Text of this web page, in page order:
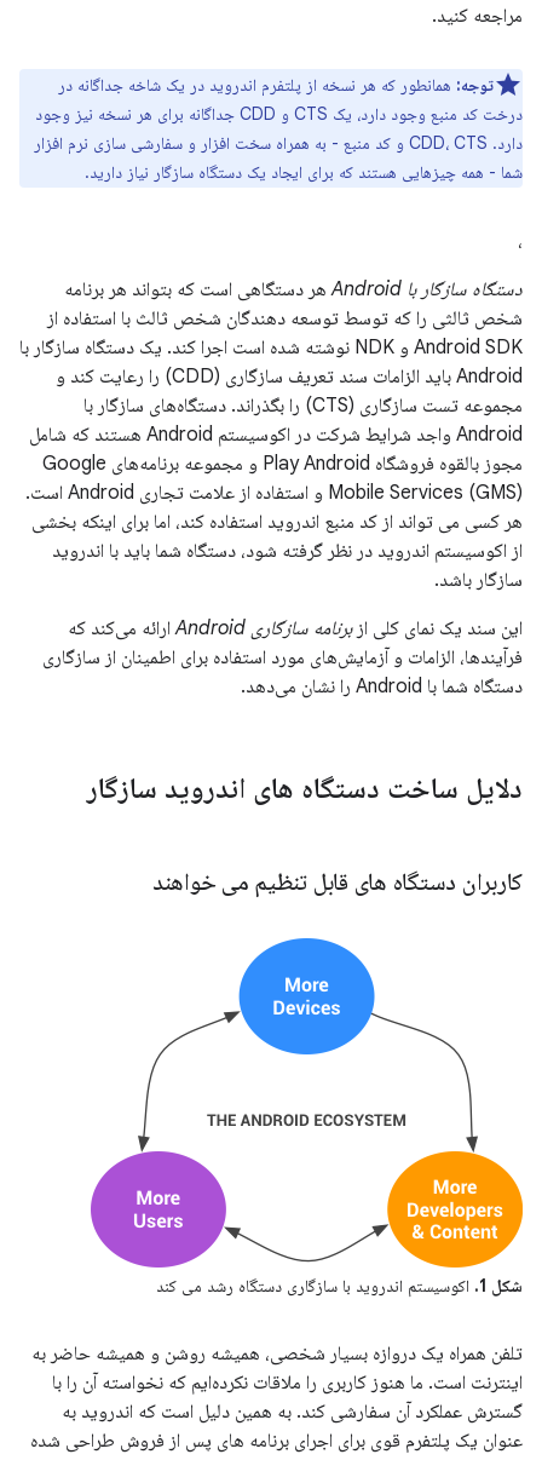
مراجعه کنید.
توجه: همانطور که هر نسخه از پلتفرم اندروید در یک شاخه جداگانه در
درخت کد منبع وجود دارد، یک CTS و CDD جداگانه برای هر نسخه نیز وجود
دارد. CDD، CTS و کد منبع - به همراه سخت افزار و سفارشی سازی نرم افزار
شما - همه چیزهایی هستند که برای ایجاد یک دستگاه سازگار نیاز دارید.
،
دستگاه سازگار با Android
هر دستگاهی است که بتواند هر برنامه
شخص ثالثی را که توسط توسعه دهندگان شخص ثالث با استفاده از
Android SDK و NDK نوشته شده است اجرا کند. یک دستگاه سازگار با
Android باید الزامات سند تعریف سازگاری (CDD) را رعایت کند و
مجموعه تست سازگاری (CTS) را بگذراند. دستگاه‌های سازگار با
Android واجد شرایط شرکت در اکوسیستم Android هستند که شامل
مجوز بالقوه فروشگاه Play Android و مجموعه برنامه‌های Google
Mobile Services (GMS) و استفاده از علامت تجاری Android است.
هر کسی می تواند از کد منبع اندروید استفاده کند، اما برای اینکه بخشی
از اکوسیستم اندروید در نظر گرفته شود، دستگاه شما باید با اندروید
سازگار باشد.
این سند یک نمای کلی ازبرنامه سازگاری Android
ارائه می‌کند که
فرآیندها، الزامات و آزمایش‌های مورد استفاده برای اطمینان از سازگاری
دستگاه شما با Android را نشان می‌دهد.
دلایل ساخت دستگاه های اندروید سازگار
کاربران دستگاه های قابل تنظیم می خواهند
شکل 1. اکوسیستم اندروید با سازگاری دستگاه رشد می کند
تلفن همراه یک دروازه بسیار شخصی، همیشه روشن و همیشه حاضر به
اینترنت است. ما هنوز کاربری را ملاقات نکرده‌ایم که نخواسته آن را با
گسترش عملکرد آن سفارشی کند. به همین دلیل است که اندروید به
عنوان یک پلتفرم قوی برای اجرای برنامه های پس از فروش طراحی شده